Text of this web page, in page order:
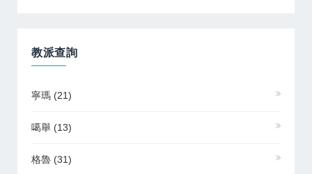
教派查詢
寧瑪 (21)
噶舉 (13)
格魯 (31)